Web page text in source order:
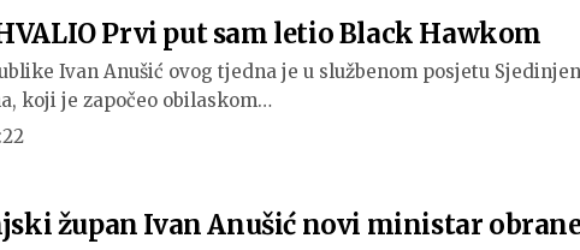
Prvi put sam letio Black Hawkom
Ivan Anušić ovog tjedna je u službenom posjetu
koji je započeo obilaskom…
župan Ivan Anušić novi ministar